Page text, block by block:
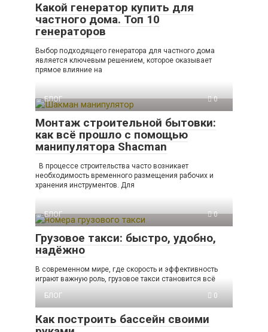
Какой генератор купить для
частного дома. Топ 10
генераторов
Выбор подходящего генератора для частного дома
является ключевым решением, которое оказывает
прямое влияние на
БЛОГ 0
Монтаж строительной бытовки:
как всё прошло с помощью
манипулятора Shacman
В процессе строительства часто возникает
необходимость временного размещения рабочих и
хранения инструментов. Для
БЛОГ 0
Грузовое такси: быстро, удобно,
надёжно
В современном мире, где скорость и эффективность
играют важную роль, грузовое такси становится всё
БЛОГ
0
Как построить бассейн своими